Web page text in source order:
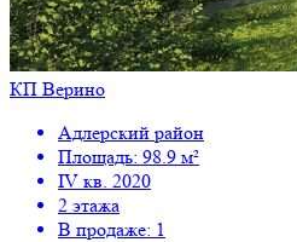
КП Верино
Адлерский район
Площадь: 98.9 м²
IV кв. 2020
2 этажа
В продаже: 1